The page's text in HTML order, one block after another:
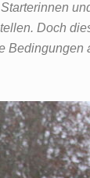
Doch
Bedingungen